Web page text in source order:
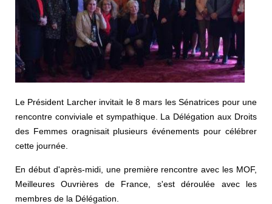
Le Président Larcher invitait le 8 mars les Sénatrices pour une
rencontre conviviale et sympathique. La Délégation aux Droits
des Femmes oragnisait plusieurs événements pour célébrer
cette journée.
En début d'après-midi, une première rencontre avec les MOF,
Meilleures Ouvrières de France, s'est déroulée avec les
membres de la Délégation.